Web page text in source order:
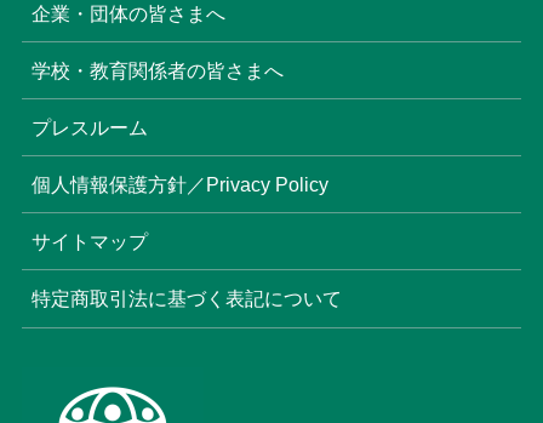
企業・団体の皆さまへ
学校・教育関係者の皆さまへ
プレスルーム
個人情報保護方針／Privacy Policy
サイトマップ
特定商取引法に基づく表記について